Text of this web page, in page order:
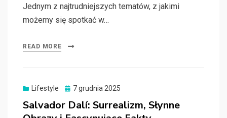
Jednym z najtrudniejszych tematów, z jakimi
możemy się spotkać w…
READ MORE
Lifestyle
Posted
7 grudnia 2025
Salvador Dalí: Surrealizm, Słynne